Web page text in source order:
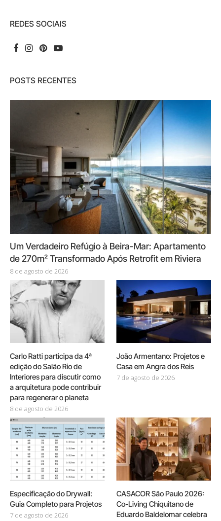
REDES SOCIAIS
POSTS RECENTES
Um Verdadeiro Refúgio à Beira-Mar: Apartamento
de 270m² Transformado Após Retrofit em Riviera
8 de agosto de 2026
Carlo Ratti participa da 4ª
edição do Salão Rio de
Interiores para discutir como
a arquitetura pode contribuir
para regenerar o planeta
8 de agosto de 2026
João Armentano: Projetos e
Casa em Angra dos Reis
7 de agosto de 2026
Especificação do Drywall:
Guia Completo para Projetos
7 de agosto de 2026
CASACOR São Paulo 2026:
Co-Living Chiquitano de
Eduardo Baldelomar celebra